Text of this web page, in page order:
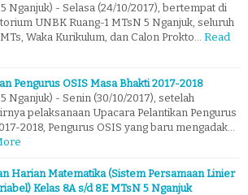
Nganjuk) - Selasa (24/10/2017), bertempat di
UNBK Ruang-1 MTsN 5 Nganjuk, seluruh
Waka Kurikulum, dan Calon Prokto…
Read
Pengurus OSIS Masa Bhakti 2017-2018
Nganjuk) - Senin (30/10/2017), setelah
pelaksanaan Upacara Pelantikan Pengurus
2018, Pengurus OSIS yang baru mengadak…
Harian Matematika (Sistem Persamaan Linier
Kelas 8A s/d 8E MTsN 5 Nganjuk